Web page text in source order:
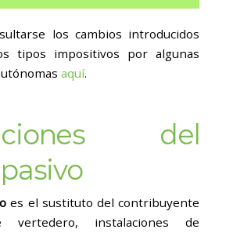
los cambios introducidos
tipos impositivos por algunas
aquí.
del
es el sustituto del contribuyente
vertedero, instalaciones de